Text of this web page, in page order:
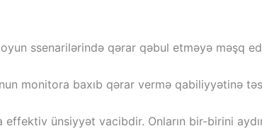
ssenarilərində qərar qəbul etməyə məşq
monitora baxıb qərar vermə qabiliyyətinə
ünsiyyət vacibdir. Onların bir-birini